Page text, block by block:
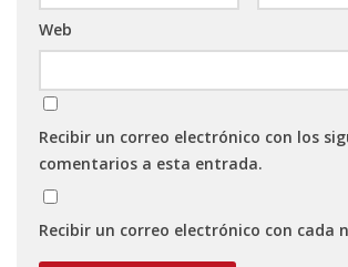
Web
Recibir un correo electrónico con los
comentarios a esta entrada.
Recibir un correo electrónico con cada